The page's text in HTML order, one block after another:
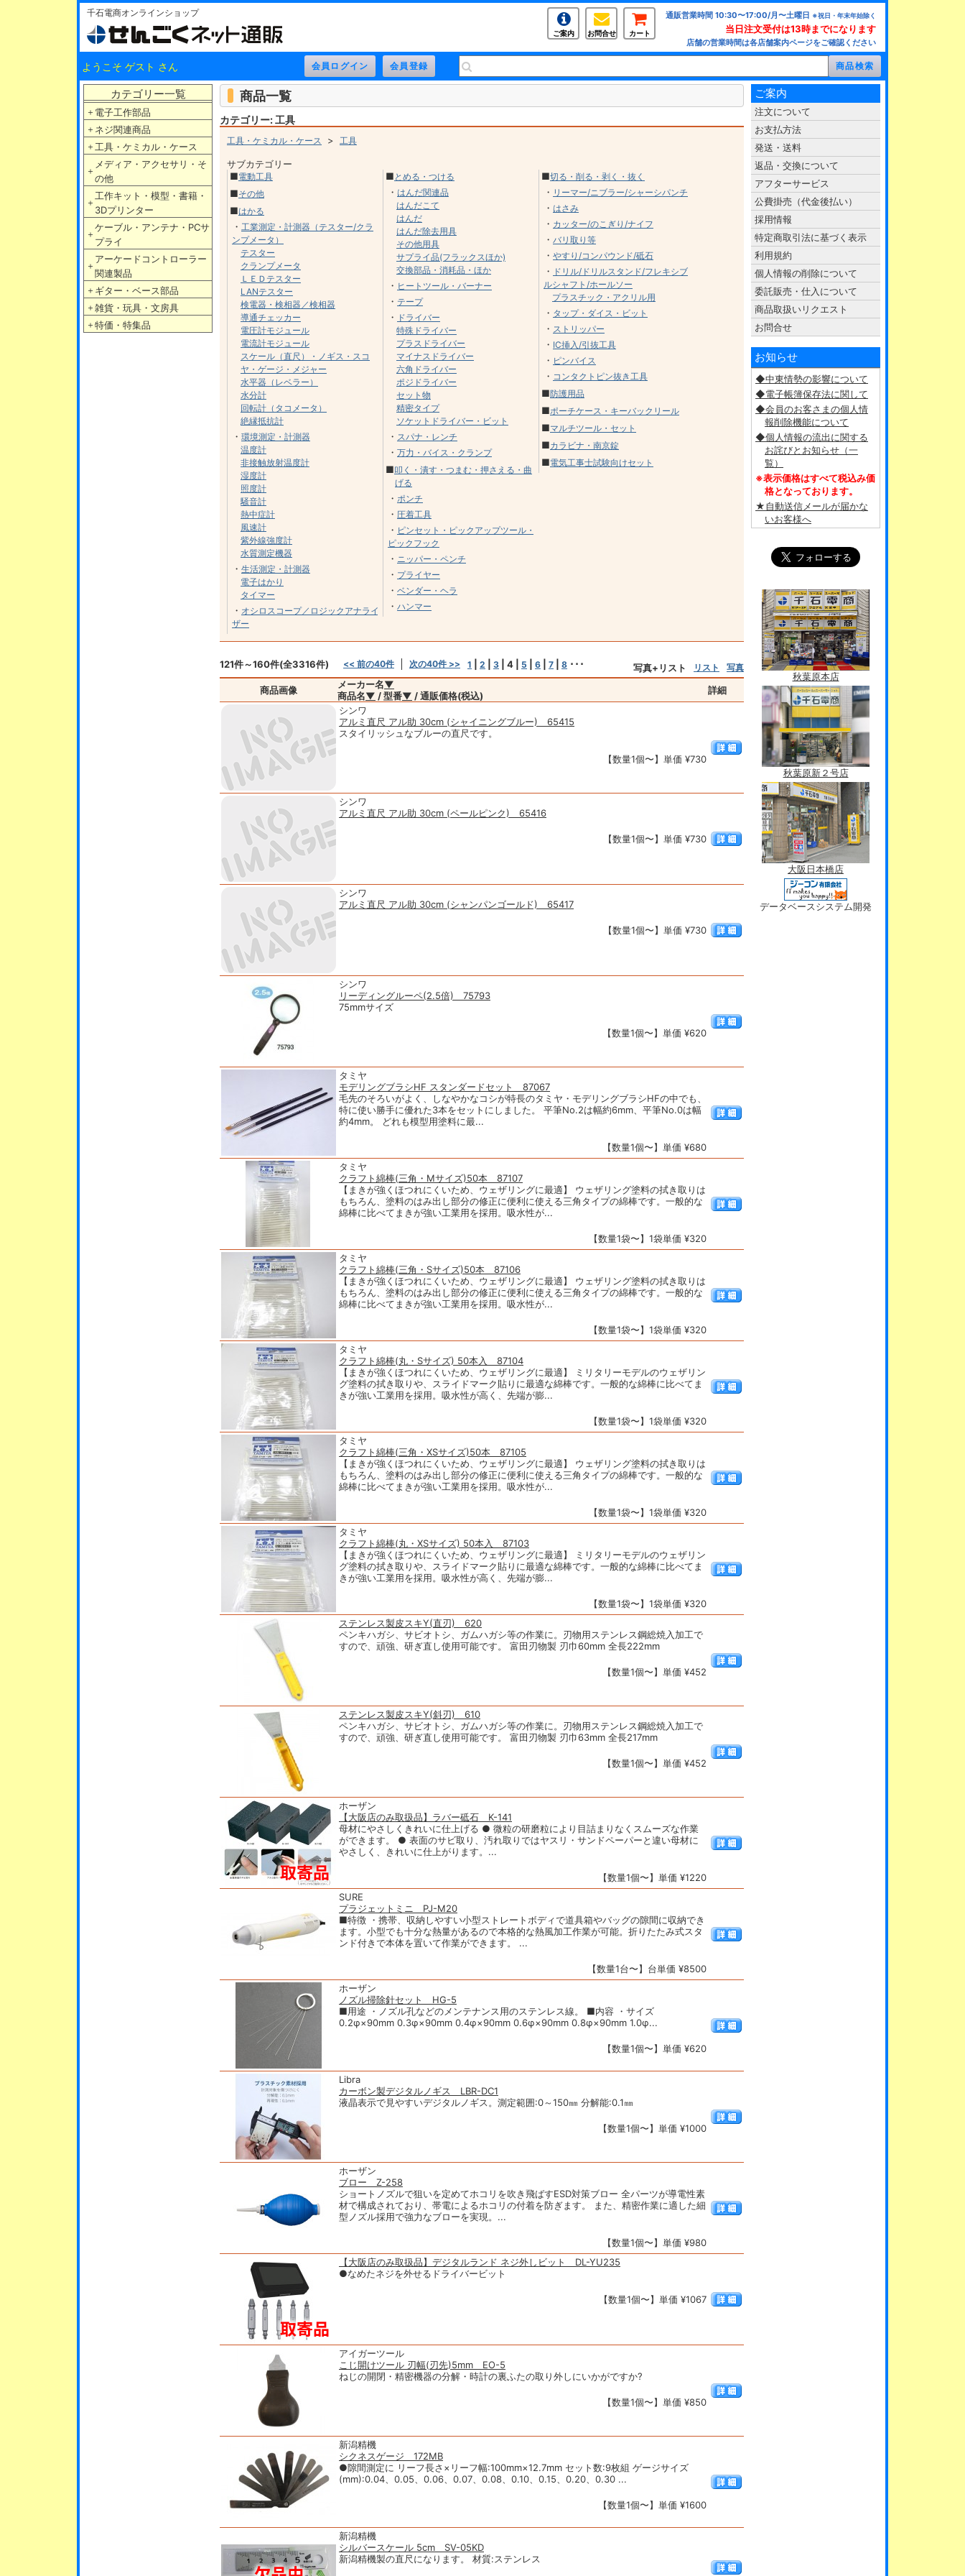
千石電商オンラインショップ
ご案内 お問合せ カート
通販営業時間 10:30〜17:00/月〜土曜日 ※祝日・年末年始除く
当日注文受付は13時までになります
店舗の営業時間は各店舗案内ページをご確認ください
ようこそ ゲスト さん
カテゴリー一覧
＋ 電子工作部品
＋ ネジ関連商品
＋ 工具・ケミカル・ケース
＋
メディア・アクセサリ・そ
の他
＋
工作キット・模型・書籍・
3Dプリンター
＋
ケーブル・アンテナ・PCサ
プライ
＋
アーケードコントローラー
関連製品
＋ ギター・ベース部品
＋ 雑貨・玩具・文房具
＋ 特価・特集品
商品一覧
カテゴリー: 工具
工具・ケミカル・ケース > 工具
サブカテゴリー
■電動工具
■その他
■はかる
・ 工業測定・計測器（テスター/クラ
ンプメータ）
テスター
クランプメータ
ＬＥＤテスター
LANテスター
検電器・検相器／検相器
導通チェッカー
電圧計モジュール
電流計モジュール
スケール（直尺）・ノギス・スコ
ヤ・ゲージ・メジャー
水平器（レベラー）
水分計
回転計（タコメータ）
絶縁抵抗計
・ 環境測定・計測器
温度計
非接触放射温度計
湿度計
照度計
騒音計
熱中症計
風速計
紫外線強度計
水質測定機器
・ 生活測定・計測器
電子はかり
タイマー
・ オシロスコープ／ロジックアナライ
ザー
■ とめる・つける
・ はんだ関連品
はんだこて
はんだ
はんだ除去用具
その他用具
サプライ品(フラックスほか)
交換部品・消耗品・ほか
・ ヒートツール・バーナー
・ テープ
・ ドライバー
特殊ドライバー
プラスドライバー
マイナスドライバー
六角ドライバー
ポジドライバー
セット物
精密タイプ
ソケットドライバー・ビット
・ スパナ・レンチ
・ 万力・バイス・クランプ
■叩く・潰す・つまむ・押さえる・曲
げる
・ ポンチ
・ 圧着工具
・ ピンセット・ピックアップツール・
ピックフック
・ ニッパー・ペンチ
・ プライヤー
・ ベンダー・ヘラ
・ ハンマー
■切る・削る・剥く・抜く
・ リーマー/ニブラー/シャーシパンチ
・ はさみ
・ カッター/のこぎり/ナイフ
・ バリ取り等
・ やすり/コンパウンド/砥石
・ ドリル/ドリルスタンド/フレキシブ
ルシャフト/ホールソー
プラスチック・アクリル用
・ タップ・ダイス・ビット
・ ストリッパー
・ IC挿入/引抜工具
・ ピンバイス
・ コンタクトピン抜き工具
■防護用品
■ポーチケース・キーバックリール
■マルチツール・セット
■カラビナ・南京錠
■電気工事士試験向けセット
121件～160件(全3316件) << 前の40件 次の40件 >> 1 2 3 4 5 6 7 8 ･･･ 写真+リスト リスト 写真
商品画像 メーカー名▼
商品名▼ / 型番▼ / 通販価格(税込)
詳細
シンワ
アルミ直尺 アル助 30cm (シャイニングブルー) 65415
スタイリッシュなブルーの直尺です。
【数量1個〜】単価 ¥730
シンワ
アルミ直尺 アル助 30cm (ペールピンク) 65416
【数量1個〜】単価 ¥730
シンワ
アルミ直尺 アル助 30cm (シャンパンゴールド) 65417
【数量1個〜】単価 ¥730
シンワ
リーディングルーペ(2.5倍) 75793
75mmサイズ
【数量1個〜】単価 ¥620
タミヤ
モデリングブラシHF スタンダードセット 87067
毛先のそろいがよく、しなやかなコシが特長のタミヤ・モデリングブラシHFの中でも、
特に使い勝手に優れた3本をセットにしました。 平筆No.2は幅約6mm、平筆No.0は幅
約4mm。 どれも模型用塗料に最...
【数量1個〜】単価 ¥680
タミヤ
クラフト綿棒(三角・Mサイズ)50本 87107
【まきが強くほつれにくいため、ウェザリングに最適】 ウェザリング塗料の拭き取りは
もちろん、塗料のはみ出し部分の修正に便利に使える三角タイプの綿棒です。一般的な
綿棒に比べてまきが強い工業用を採用。吸水性が...
【数量1袋〜】1袋単価 ¥320
タミヤ
クラフト綿棒(三角・Sサイズ)50本 87106
【まきが強くほつれにくいため、ウェザリングに最適】 ウェザリング塗料の拭き取りは
もちろん、塗料のはみ出し部分の修正に便利に使える三角タイプの綿棒です。一般的な
綿棒に比べてまきが強い工業用を採用。吸水性が...
【数量1袋〜】1袋単価 ¥320
タミヤ
クラフト綿棒(丸・Sサイズ) 50本入 87104
【まきが強くほつれにくいため、ウェザリングに最適】 ミリタリーモデルのウェザリン
グ塗料の拭き取りや、スライドマーク貼りに最適な綿棒です。一般的な綿棒に比べてま
きが強い工業用を採用。吸水性が高く、先端が膨...
【数量1袋〜】1袋単価 ¥320
タミヤ
クラフト綿棒(三角・XSサイズ)50本 87105
【まきが強くほつれにくいため、ウェザリングに最適】 ウェザリング塗料の拭き取りは
もちろん、塗料のはみ出し部分の修正に便利に使える三角タイプの綿棒です。一般的な
綿棒に比べてまきが強い工業用を採用。吸水性が...
【数量1袋〜】1袋単価 ¥320
タミヤ
クラフト綿棒(丸・XSサイズ) 50本入 87103
【まきが強くほつれにくいため、ウェザリングに最適】 ミリタリーモデルのウェザリン
グ塗料の拭き取りや、スライドマーク貼りに最適な綿棒です。一般的な綿棒に比べてま
きが強い工業用を採用。吸水性が高く、先端が膨...
【数量1袋〜】1袋単価 ¥320
ステンレス製皮スキY(直刃) 620
ペンキハガシ、サビオトシ、ガムハガシ等の作業に。刃物用ステンレス鋼総焼入加工で
すので、頑強、研ぎ直し使用可能です。 富田刃物製 刃巾60mm 全長222mm
【数量1個〜】単価 ¥452
ステンレス製皮スキY(斜刃) 610
ペンキハガシ、サビオトシ、ガムハガシ等の作業に。刃物用ステンレス鋼総焼入加工で
すので、頑強、研ぎ直し使用可能です。 富田刃物製 刃巾63mm 全長217mm
【数量1個〜】単価 ¥452
ホーザン
【大阪店のみ取扱品】ラバー砥石 K-141
母材にやさしくきれいに仕上げる ● 微粒の研磨粒により目詰まりなくスムーズな作業
ができます。 ● 表面のサビ取り、汚れ取りではヤスリ・サンドペーパーと違い母材に
やさしく、きれいに仕上がります。...
【数量1個〜】単価 ¥1220
SURE
プラジェットミニ PJ-M20
■特徴 ・携帯、収納しやすい小型ストレートボディで道具箱やバッグの隙間に収納でき
ます。小型でも十分な熱量があるので本格的な熱風加工作業が可能。折りたたみ式スタ
ンド付きで本体を置いて作業ができます。 ...
【数量1台〜】台単価 ¥8500
ホーザン
ノズル掃除針セット HG-5
■用途 ・ノズル孔などのメンテナンス用のステンレス線。 ■内容 ・サイズ
0.2φ×90mm 0.3φ×90mm 0.4φ×90mm 0.6φ×90mm 0.8φ×90mm 1.0φ...
【数量1個〜】単価 ¥620
Libra
カーボン製デジタルノギス LBR-DC1
液晶表示で見やすいデジタルノギス。測定範囲:0～150㎜ 分解能:0.1㎜
【数量1個〜】単価 ¥1000
ホーザン
ブロー Z-258
ショートノズルで狙いを定めてホコリを吹き飛ばすESD対策ブロー 全パーツが導電性素
材で構成されており、帯電によるホコリの付着を防ぎます。 また、精密作業に適した細
型ノズル採用で強力なブローを実現。...
【数量1個〜】単価 ¥980
【大阪店のみ取扱品】デジタルランド ネジ外しビット DL-YU235
●なめたネジを外せるドライバービット
【数量1個〜】単価 ¥1067
アイガーツール
こじ開けツール 刃幅(刃先)5mm EO-5
ねじの開閉・精密機器の分解・時計の裏ふたの取り外しにいかがですか?
【数量1個〜】単価 ¥850
新潟精機
シクネスゲージ 172MB
●隙間測定に リーフ長さ×リーフ幅:100mm×12.7mm セット数:9枚組 ゲージサイズ
(mm):0.04、0.05、0.06、0.07、0.08、0.10、0.15、0.20、0.30 ...
【数量1個〜】単価 ¥1600
新潟精機
シルバースケール 5cm SV-05KD
新潟精機製の直尺になります。 材質:ステンレス
ご案内
注文について
お支払方法
発送・送料
返品・交換について
アフターサービス
公費掛売（代金後払い）
採用情報
特定商取引法に基づく表示
利用規約
個人情報の削除について
委託販売・仕入について
商品取扱いリクエスト
お問合せ
お知らせ
◆中東情勢の影響について
◆電子帳簿保存法に関して
◆会員のお客さまの個人情
報削除機能について
◆個人情報の流出に関する
お詫びとお知らせ（一
覧）
※表示価格はすべて税込み価
格となっております。
★自動送信メールが届かな
いお客様へ
秋葉原本店
秋葉原新２号店
大阪日本橋店
データベースシステム開発